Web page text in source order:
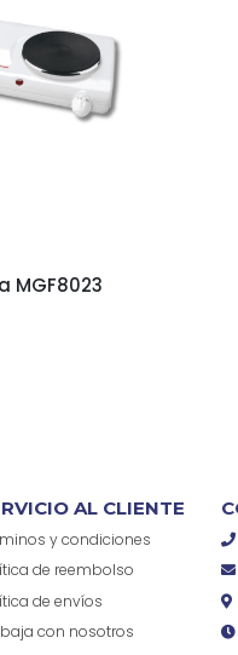
MGF8023
AL CLIENTE
y condiciones
de reembolso
de envíos
con nosotros